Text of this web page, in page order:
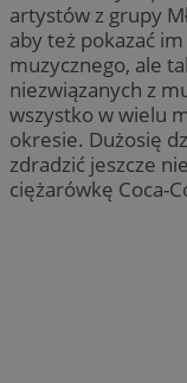
artystów z grupy
aby też pokazać
muzycznego, ale
niezwiązanych z
wszystko w wielu
okresie. Dużosię
zdradzić jeszcze
ciężarówkę Coca-